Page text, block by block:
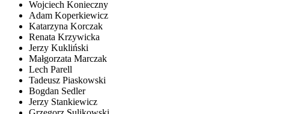
Wojciech Konieczny
Adam Koperkiewicz
Katarzyna Korczak
Renata Krzywicka
Jerzy Kukliński
Małgorzata Marczak
Lech Parell
Tadeusz Piaskowski
Bogdan Sedler
Jerzy Stankiewicz